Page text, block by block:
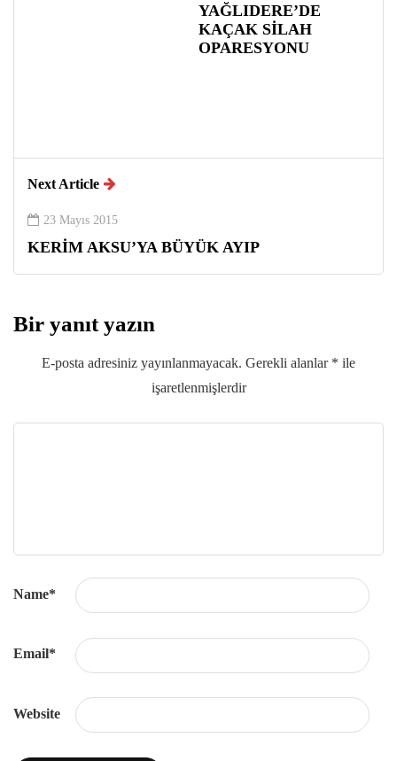
YAĞLIDERE’DE
KAÇAK SİLAH
OPARESYONU
Next Article
23 Mayıs 2015
KERİM AKSU’YA BÜYÜK AYIP
Bir yanıt yazın
E-posta adresiniz yayınlanmayacak. Gerekli alanlar * ile
işaretlenmişlerdir
Name*
Email*
Website